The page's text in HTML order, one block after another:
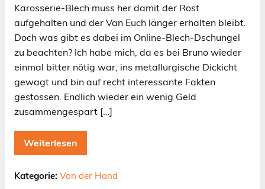
Karosserie-Blech muss her damit der Rost
aufgehalten und der Van Euch länger erhalten bleibt.
Doch was gibt es dabei im Online-Blech-Dschungel
zu beachten? Ich habe mich, da es bei Bruno wieder
einmal bitter nötig war, ins metallurgische Dickicht
gewagt und bin auf recht interessante Fakten
gestossen. Endlich wieder ein wenig Geld
zusammengespart […]
Weiterlesen
Kategorie: Von der Hand